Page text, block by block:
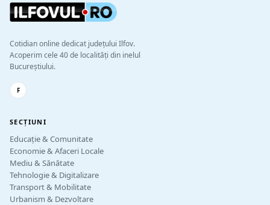
Cotidian online dedicat județului Ilfov.
Acoperim cele 40 de localități din inelul
Bucureștiului.
F
SECȚIUNI
Educație & Comunitate
Economie & Afaceri Locale
Mediu & Sănătate
Tehnologie & Digitalizare
Transport & Mobilitate
Urbanism & Dezvoltare